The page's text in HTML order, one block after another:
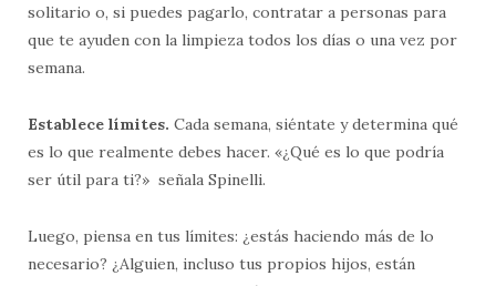
solitario o, si puedes pagarlo, contratar a personas para
que te ayuden con la limpieza todos los días o una vez por
semana.
Establece límites. Cada semana, siéntate y determina qué
es lo que realmente debes hacer. «¿Qué es lo que podría
ser útil para ti?» señala Spinelli.
Luego, piensa en tus límites: ¿estás haciendo más de lo
necesario? ¿Alguien, incluso tus propios hijos, están